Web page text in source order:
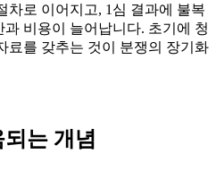
차로 이어지고, 1심 결과에 불복
비용이 늘어납니다. 초기에 청
료를 갖추는 것이 분쟁의 장기화
는 개념